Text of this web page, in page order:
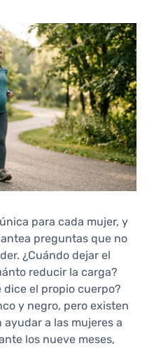
para cada mujer, y
preguntas que no
¿Cuándo dejar el
reducir la carga?
dice el propio cuerpo?
y negro, pero existen
a las mujeres a
los nueve meses,